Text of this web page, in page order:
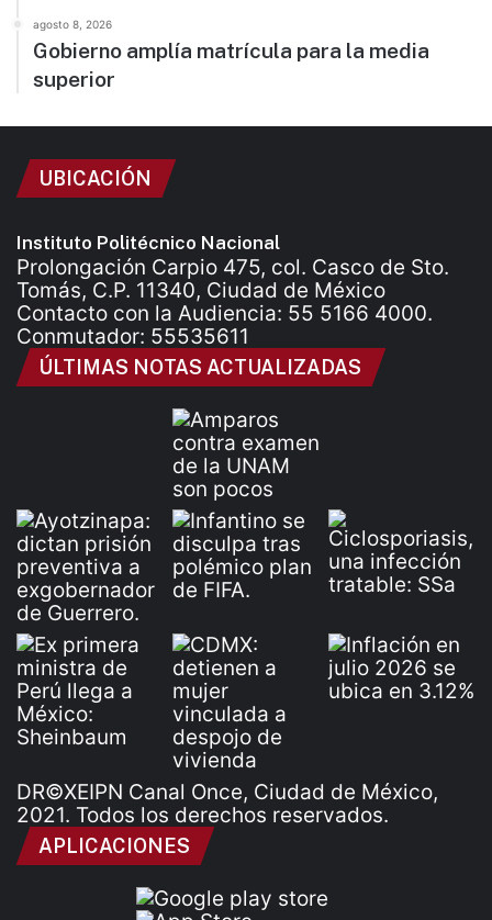
agosto 8, 2026
Gobierno amplía matrícula para la media
superior
UBICACIÓN
Instituto Politécnico Nacional
Prolongación Carpio 475, col. Casco de Sto.
Tomás, C.P. 11340, Ciudad de México
Contacto con la Audiencia: 55 5166 4000.
Conmutador: 55535611
ÚLTIMAS NOTAS ACTUALIZADAS
DR©XEIPN Canal Once, Ciudad de México,
2021. Todos los derechos reservados.
APLICACIONES